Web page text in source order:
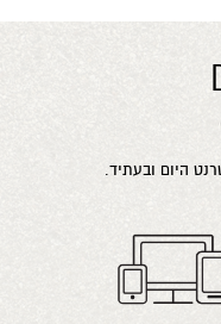
היום ובעתיד.